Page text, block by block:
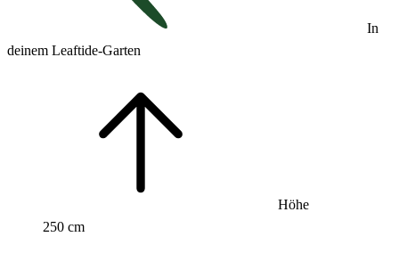
In
deinem Leaftide-Garten
Höhe
250 cm